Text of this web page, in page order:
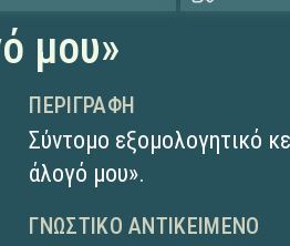
μου»
ΠΕΡΙΓΡΑΦΉ
Σύντομο εξομολογητικό
άλογό μου».
ΓΝΩΣΤΙΚΌ ΑΝΤΙΚΕΊΜΕΝΟ